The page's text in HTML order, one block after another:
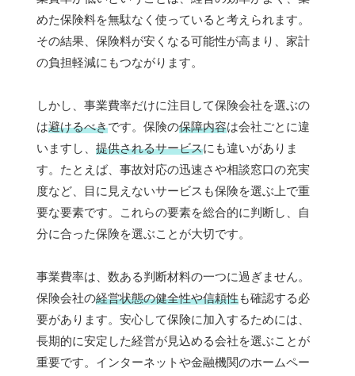
めた保険料を無駄なく使っていると考えられます。
その結果、保険料が安くなる可能性が高まり、家計
の負担軽減にもつながります。
しかし、事業費率だけに注目して保険会社を選ぶの
は避けるべきです。保険の保障内容は会社ごとに違
いますし、 提供されるサービスにも違いがありま
す。たとえば、事故対応の迅速さや相談窓口の充実
度など、目に見えないサービスも保険を選ぶ上で重
要な要素です。これらの要素を総合的に判断し、自
分に合った保険を選ぶことが大切です。
事業費率は、数ある判断材料の一つに過ぎません。
保険会社の経営状態の健全性や信頼性も確認する必
要があります。安心して保険に加入するためには、
長期的に安定した経営が見込める会社を選ぶことが
重要です。インターネットや金融機関のホームペー